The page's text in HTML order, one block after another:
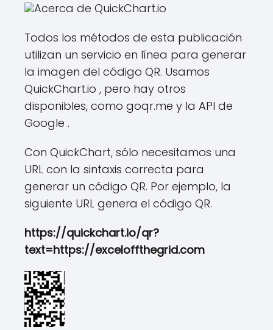
Acerca de QuickChart.io
Todos los métodos de esta publicación
utilizan un servicio en línea para generar
la imagen del código QR. Usamos
QuickChart.io , pero hay otros
disponibles, como goqr.me y la API de
Google .
Con QuickChart, sólo necesitamos una
URL con la sintaxis correcta para
generar un código QR. Por ejemplo, la
siguiente URL genera el código QR.
https://quickchart.io/qr?
text=https://exceloffthegrid.com